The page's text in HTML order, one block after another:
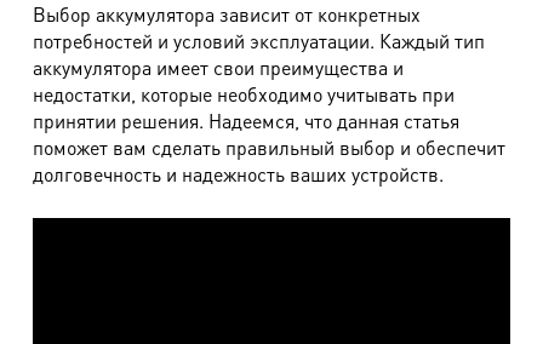
Выбор аккумулятора зависит от конкретных
потребностей и условий эксплуатации. Каждый тип
аккумулятора имеет свои преимущества и
недостатки, которые необходимо учитывать при
принятии решения. Надеемся, что данная статья
поможет вам сделать правильный выбор и обеспечит
долговечность и надежность ваших устройств.